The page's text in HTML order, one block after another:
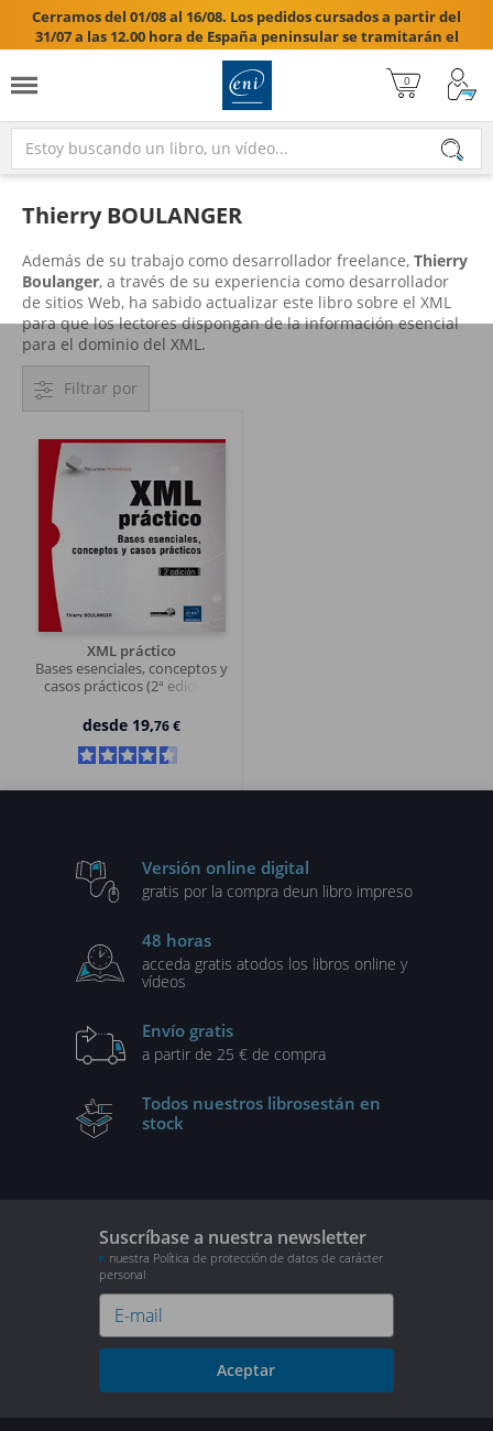
Cerramos del 01/08 al 16/08. Los pedidos cursados a partir del
31/07 a las 12.00 hora de España peninsular se tramitarán el
17/08/2026.

Thierry BOULANGER
Además de su trabajo como desarrollador freelance, Thierry
Boulanger, a través de su experiencia como desarrollador
de sitios Web, ha sabido actualizar este libro sobre el XML
para que los lectores dispongan de la información esencial
para el dominio del XML.
Filtrar por
XML práctico
Bases esenciales, conceptos y
casos prácticos (2ª edición)
desde 19,76 €
Versión online digital
gratis por la compra deun libro impreso
48 horas
acceda gratis atodos los libros online y
vídeos
Envío gratis
a partir de 25 € de compra
Todos nuestros librosestán en
stock
Suscríbase a nuestra newsletter
nuestra Política de protección de datos de carácter
personal
Aceptar